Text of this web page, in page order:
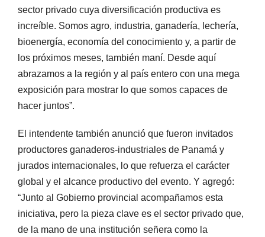
sector privado cuya diversificación productiva es
increíble. Somos agro, industria, ganadería, lechería,
bioenergía, economía del conocimiento y, a partir de
los próximos meses, también maní. Desde aquí
abrazamos a la región y al país entero con una mega
exposición para mostrar lo que somos capaces de
hacer juntos”.
El intendente también anunció que fueron invitados
productores ganaderos-industriales de Panamá y
jurados internacionales, lo que refuerza el carácter
global y el alcance productivo del evento. Y agregó:
“Junto al Gobierno provincial acompañamos esta
iniciativa, pero la pieza clave es el sector privado que,
de la mano de una institución señera como la